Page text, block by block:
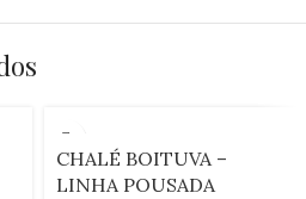
CHALÉ BOITUVA –
LINHA POUSADA